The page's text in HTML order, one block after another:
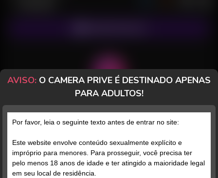
POSTS FANCLUB PAGOS AVALIAÇÕES
Posts (75) Fotos (40) Vídeos
Grátis
AVISO: O CAMERA PRIVE É DESTINADO APENAS
PARA ADULTOS!
Por favor, leia o seguinte texto antes de entrar no site:
Este website envolve conteúdo sexualmente explícito e
impróprio para menores. Para prosseguir, você precisa ter
pelo menos 18 anos de idade e ter atingido a maioridade legal
em seu local de residência.